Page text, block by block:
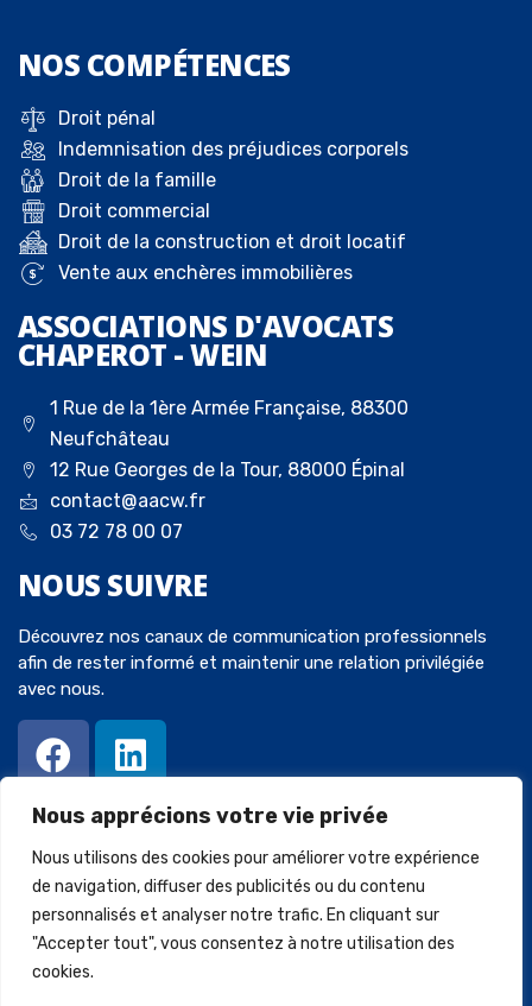
Nous apprécions votre vie privée
Nous utilisons des cookies pour améliorer votre expérience
de navigation, diffuser des publicités ou du contenu
personnalisés et analyser notre trafic. En cliquant sur
"Accepter tout", vous consentez à notre utilisation des
cookies.
NOS COMPÉTENCES
Droit pénal
Indemnisation des préjudices corporels
Droit de la famille
Droit commercial
Droit de la construction et droit locatif
Vente aux enchères immobilières
ASSOCIATIONS D'AVOCATS
CHAPEROT - WEIN
1 Rue de la 1ère Armée Française, 88300
Neufchâteau
12 Rue Georges de la Tour, 88000 Épinal
contact@aacw.fr
03 72 78 00 07
NOUS SUIVRE
Découvrez nos canaux de communication professionnels
afin de rester informé et maintenir une relation privilégiée
avec nous.
© 2023 Avocats-Chaperot-Wein. Tous droits réservés. Créé par